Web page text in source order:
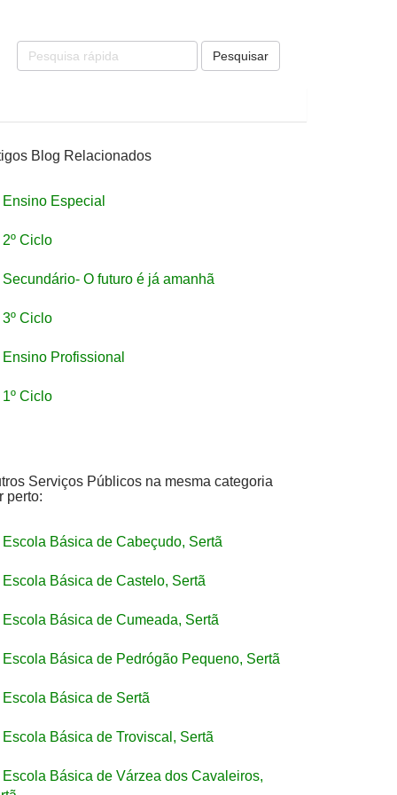
Pesquisar
Blog Relacionados
Ensino Especial
2º Ciclo
Secundário- O futuro é já amanhã
3º Ciclo
Ensino Profissional
1º Ciclo
Serviços Públicos na mesma categoria
perto:
Escola Básica de Cabeçudo, Sertã
Escola Básica de Castelo, Sertã
Escola Básica de Cumeada, Sertã
Escola Básica de Pedrógão Pequeno, Sertã
Escola Básica de Sertã
Escola Básica de Troviscal, Sertã
Escola Básica de Várzea dos Cavaleiros,